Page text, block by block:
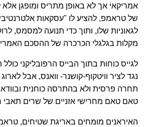
אמריקאי אך לא באופן מתריס ומופגן אלא
של טראמפ, להציע לו "עסקאות
לגאוניות שלו, ותוך כדי תנועה למסמס,
מקלות בגלגלי הכרכרה של ההסכם
לגייס כוחות בתוך הבייס הרפובליקני
נגד לציר וויטקוף-קושנר- וואנס, אבל
תחרה פרסית ולא בהתרסה כוחנית
טאם טאם מחרישי אזניים של שרים תאבי
האיראנים מומחים באריגת שטיחים,